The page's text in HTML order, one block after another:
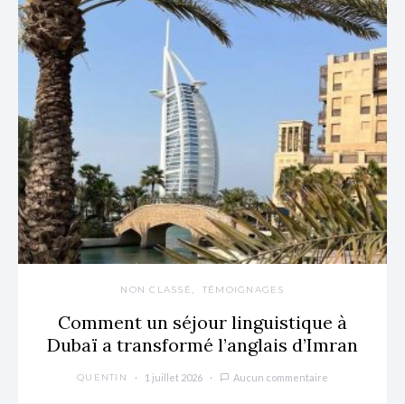
NON CLASSÉ TÉMOIGNAGES
Comment un séjour linguistique à
Dubaï a transformé l’anglais d’Imran
QUENTIN 1 juillet 2026 Aucun commentaire